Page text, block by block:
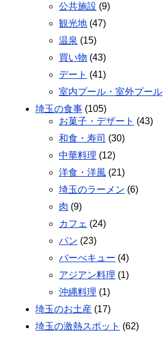
公共施設 (9)
観光地 (47)
温泉 (15)
買い物 (43)
デート (41)
室内プール・室外プール
埼玉の食事 (105)
お菓子・デザート (43)
和食・寿司 (30)
中華料理 (12)
洋食・洋風 (21)
埼玉のラーメン (6)
肉 (9)
カフェ (24)
パン (23)
バーべキュー (4)
アジアン料理 (1)
沖縄料理 (1)
埼玉のお土産 (17)
埼玉の激熱スポット (62)